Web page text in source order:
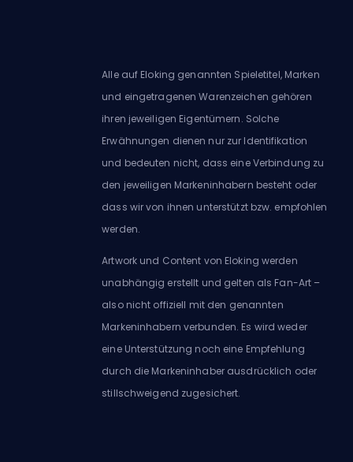
Alle auf Eloking genannten Spieletitel, Marken
und eingetragenen Warenzeichen gehören
ihren jeweiligen Eigentümern. Solche
Erwähnungen dienen nur zur Identifikation
und bedeuten nicht, dass eine Verbindung zu
den jeweiligen Markeninhabern besteht oder
dass wir von ihnen unterstützt bzw. empfohlen
werden.
Artwork und Content von Eloking werden
unabhängig erstellt und gelten als Fan-Art –
also nicht offiziell mit den genannten
Markeninhabern verbunden. Es wird weder
eine Unterstützung noch eine Empfehlung
durch die Markeninhaber ausdrücklich oder
stillschweigend zugesichert.